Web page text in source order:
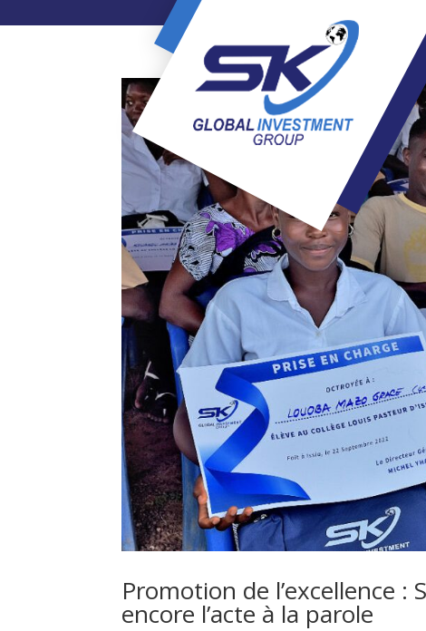
Promotion de l’excellence
encore l’acte à la parole